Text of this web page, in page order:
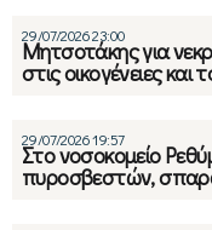
29/07/2026 23:00
Μητσοτάκης για
στις οικογένειες
29/07/2026 19:57
Στο νοσοκομείο
πυροσβεστών,